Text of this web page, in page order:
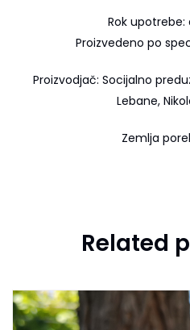
Rok upotrebe:
Proizvedeno po
Proizvodjač: Socijalno
Lebane,
Zemlja
Related